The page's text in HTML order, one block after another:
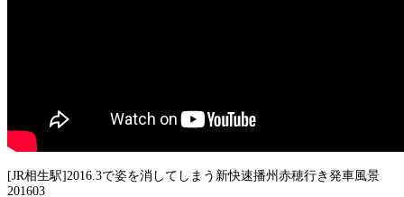
[JR相生駅]2016.3で姿を消してしまう新快速播州赤穂行き発車風景
201603